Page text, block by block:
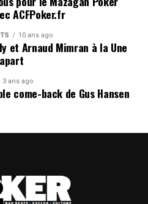
ACFPoker.fr
10 ans ago
et Arnaud Mimran à la Une
3 ans ago
come-back de Gus Hansen